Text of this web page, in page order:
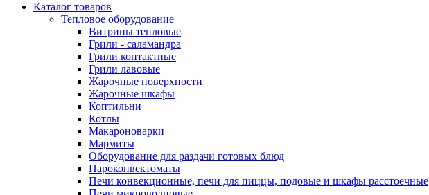
Каталог товаров
Тепловое оборудование
Витрины тепловые
Грили - саламандра
Грили контактные
Грили лавовые
Жарочные поверхности
Жарочные шкафы
Коптильни
Котлы
Макароноварки
Мармиты
Оборудование для раздачи готовых блюд
Пароконвектоматы
Печи конвекционные, печи для пиццы, подовые и шкафы расстоечные